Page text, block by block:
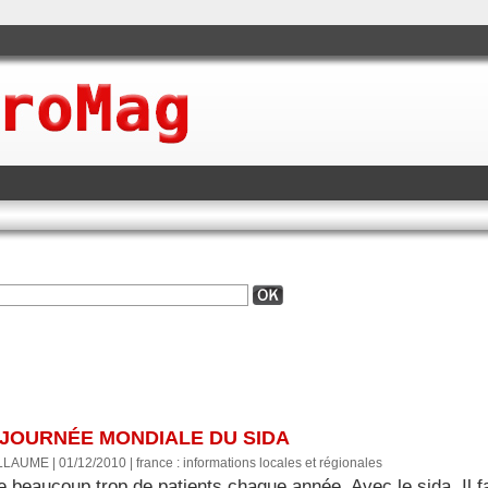
MONDIALE DU SIDA
| 01/12/2010 france : informations locales et régionales